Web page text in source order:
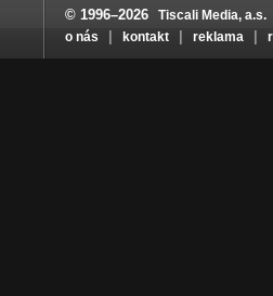
© 1996–2026
Tiscali Media, a.s.
o nás
kontakt reklama